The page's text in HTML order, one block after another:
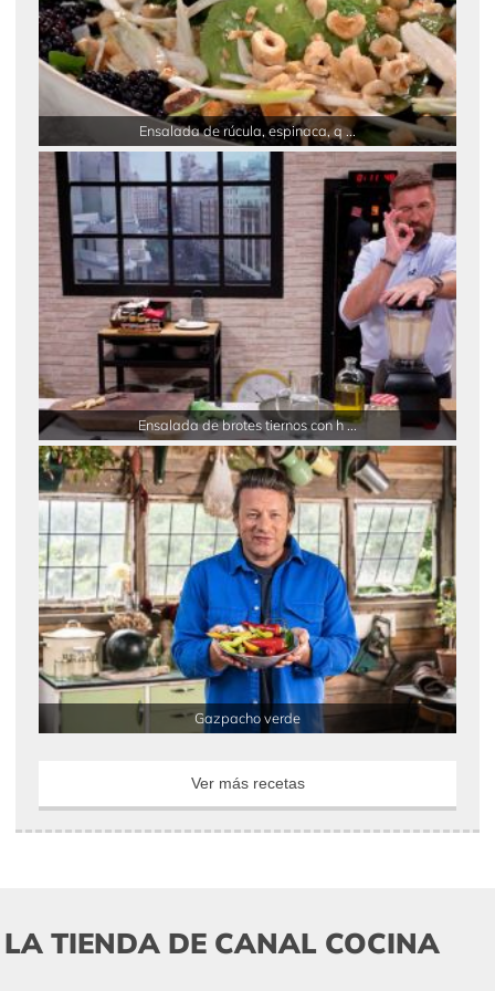
Ensalada de rúcula, espinaca, q ...
Ensalada de brotes tiernos con h ...
Gazpacho verde
Ver más recetas
LA TIENDA DE CANAL COCINA